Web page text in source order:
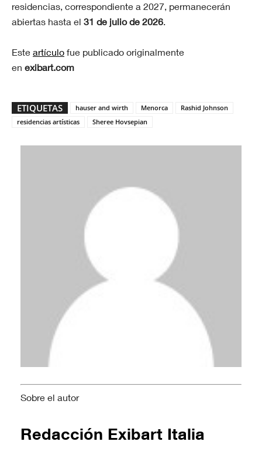
residencias, correspondiente a 2027, permanecerán
abiertas hasta el 31 de julio de 2026.
Este artículo fue publicado originalmente
en exibart.com
ETIQUETAS hauser and wirth Menorca
Rashid Johnson
residencias artísticas
Sheree Hovsepian
Sobre el autor
Redacción Exibart Italia